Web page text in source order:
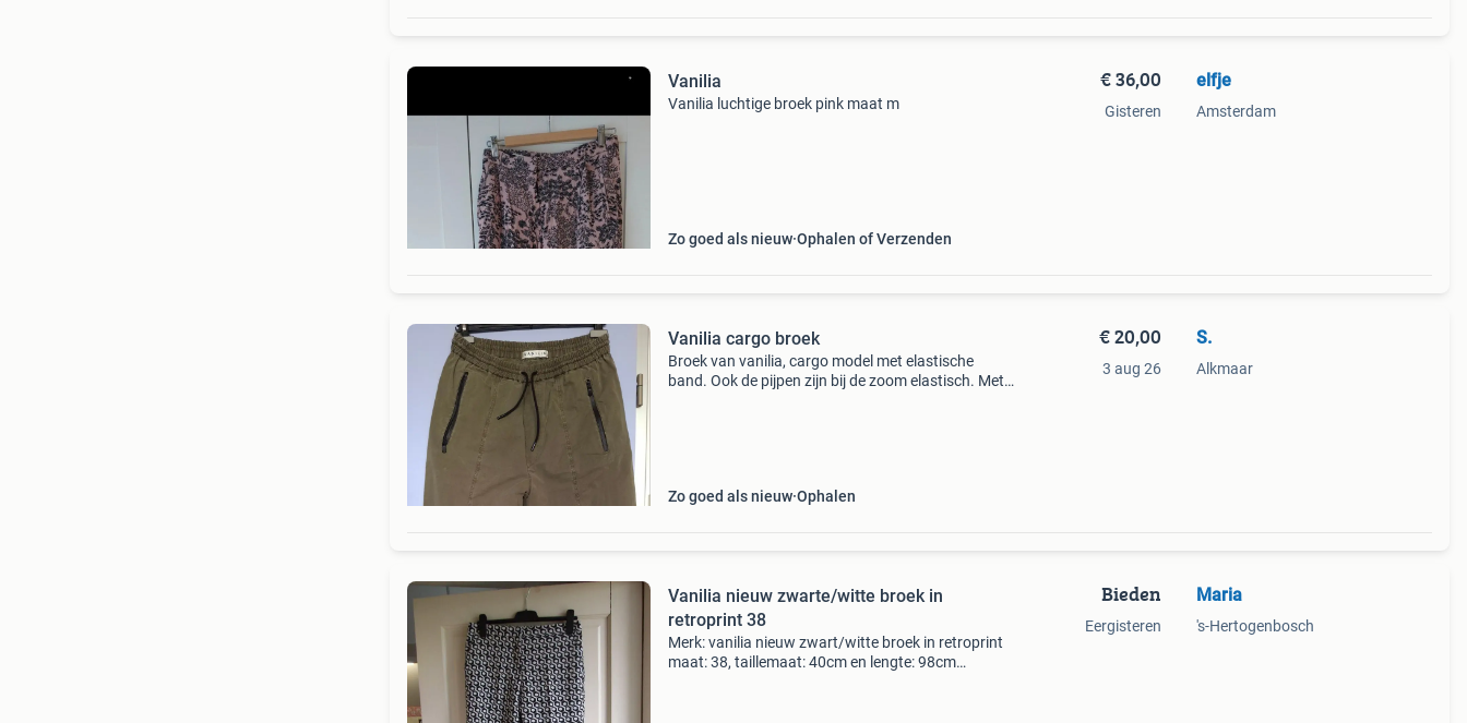
Vanilia
Vanilia luchtige broek pink maat m
Zo goed als nieuw Ophalen of Verzenden
€ 36,00
Gisteren
elfje
Amsterdam
Vanilia cargo broek
Broek van vanilia, cargo model met elastische
band. Ook de pijpen zijn bij de zoom elastisch. Met
Zo goed als nieuw Ophalen
€ 20,00
3 aug 26
S.
Alkmaar
Vanilia nieuw zwarte/witte broek in
retroprint 38
Merk: vanilia nieuw zwart/witte broek in retroprint
maat: 38, taillemaat: 40cm en lengte: 98cm
Bieden
Eergisteren
Maria
's-Hertogenbosch